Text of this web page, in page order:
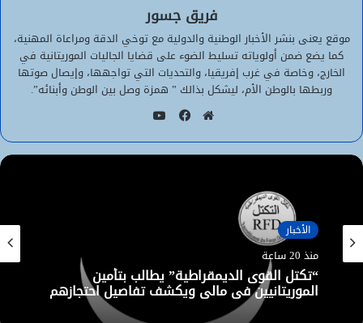
فريق جسور
موقع يعنى بنشر الأخبار الوطنية والدولية مع توخي الدقة ومراعاة المهنية،
كما يضع ضمن أولوياته تسليط الضوء على قضايا الجاليات الموريتانية في
الخارج، وخاصة في غرب إفريقيا، والتحديات التي تواجهها، وإيصال صوتها
وربطها بالوطن الأم، ليشكل بذالك ” همزة وصل بين الوطن وأبنائه”.
الويب
الأخبار
منذ 20 ساعة
“تكتل القوى الديمقراطية” يطالب بتأمين
الموريتانيين في مالي ويكشف تفاصيل احتجازهم